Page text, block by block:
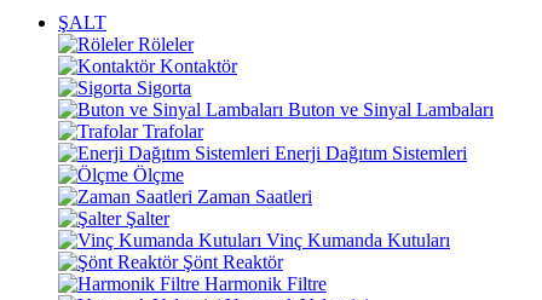
ŞALT
Röleler
Kontaktör
Sigorta
Buton ve Sinyal Lambaları
Trafolar
Enerji Dağıtım Sistemleri
Ölçme
Zaman Saatleri
Şalter
Vinç Kumanda Kutuları
Şönt Reaktör
Harmonik Filtre